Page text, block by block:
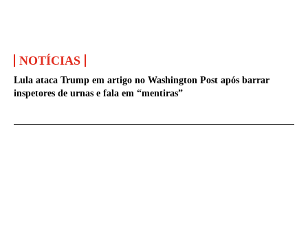
NOTÍCIAS
Lula ataca Trump em artigo no Washington Post após barrar
inspetores de urnas e fala em “mentiras”